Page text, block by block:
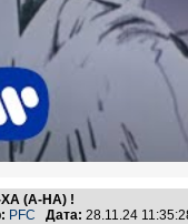
(A-HA) !
PFC Дата: 28.11.24